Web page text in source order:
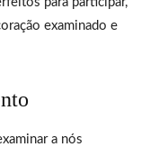
examinado e
a nós